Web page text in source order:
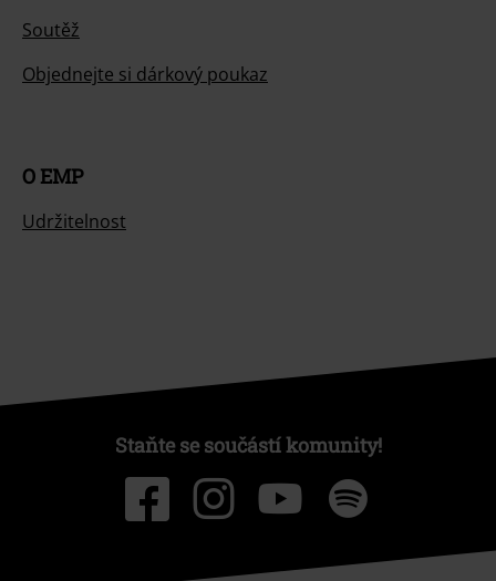
Soutěž
Objednejte si dárkový poukaz
O EMP
Udržitelnost
Staňte se součástí komunity!